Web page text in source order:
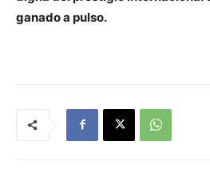
ganado a pulso.